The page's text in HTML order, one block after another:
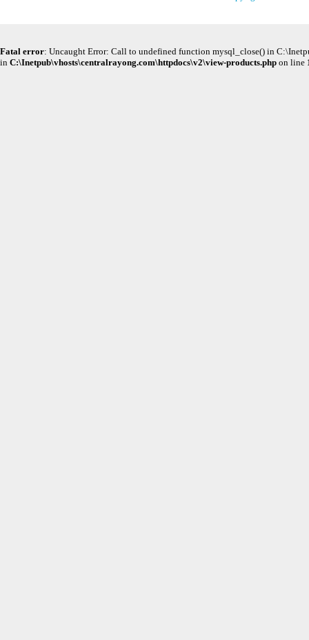
Fatal error: Uncaught Error: Call to undefined function mysql_close() in
in C:\Inetpub\vhosts\centralrayong.com\httpdocs\v2\view-products.php on line